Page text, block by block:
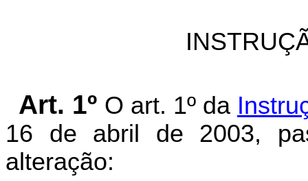
Art. 1º O art. 1º da
16 de abril de 2003,
alteração: